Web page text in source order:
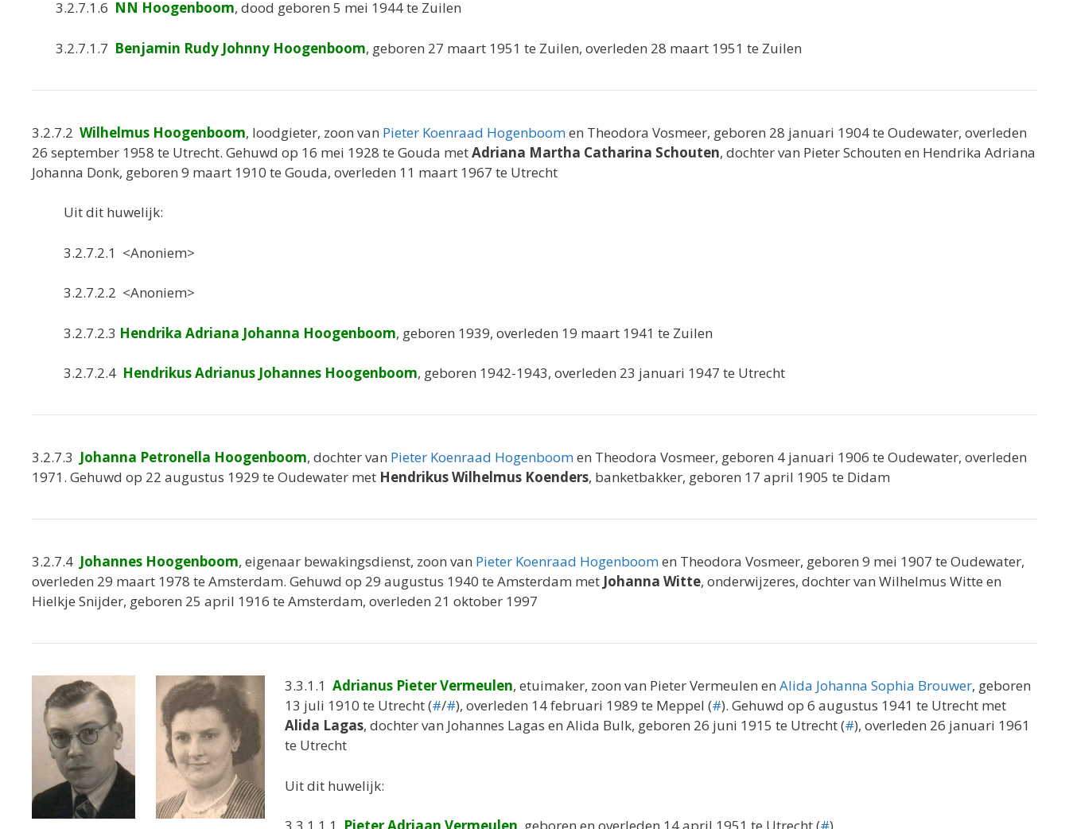
3.2.7.1.6 NN Hoogenboom, dood geboren 5 mei 1944 te Zuilen
3.2.7.1.7 Benjamin Rudy Johnny Hoogenboom, geboren 27 maart 1951 te Zuilen, overleden 28 maart 1951 te Zuilen
3.2.7.2 Wilhelmus Hoogenboom, loodgieter, zoon van Pieter Koenraad Hogenboomen Theodora Vosmeer, geboren 28 januari 1904 te Oudewater, overleden
26 september 1958 te Utrecht. Gehuwd op 16 mei 1928 te Gouda metAdriana Martha Catharina Schouten, dochter van Pieter Schouten en Hendrika Adriana
Johanna Donk, geboren 9 maart 1910 te Gouda, overleden 11 maart 1967 te Utrecht
Uit dit huwelijk:
3.2.7.2.1 <Anoniem>
3.2.7.2.2 <Anoniem>
3.2.7.2.3 Hendrika Adriana Johanna Hoogenboom, geboren 1939, overleden 19 maart 1941 te Zuilen
3.2.7.2.4 Hendrikus Adrianus Johannes Hoogenboom, geboren 1942-1943, overleden 23 januari 1947 te Utrecht
3.2.7.3 Johanna Petronella Hoogenboom, dochter van Pieter Koenraad Hogenboomen Theodora Vosmeer, geboren 4 januari 1906 te Oudewater, overleden
1971. Gehuwd op 22 augustus 1929 te Oudewater met Hendrikus Wilhelmus Koenders, banketbakker, geboren 17 april 1905 te Didam
3.2.7.4 Johannes Hoogenboom, eigenaar bewakingsdienst, zoon van Pieter Koenraad Hogenboomen Theodora Vosmeer, geboren 9 mei 1907 te Oudewater,
overleden 29 maart 1978 te Amsterdam. Gehuwd op 29 augustus 1940 te Amsterdam met Johanna Witte, onderwijzeres, dochter van Wilhelmus Witte en
Hielkje Snijder, geboren 25 april 1916 te Amsterdam, overleden 21 oktober 1997
3.3.1.1 Adrianus Pieter Vermeulen, etuimaker, zoon van Pieter Vermeulen en Alida Johanna Sophia Brouwer, geboren
13 juli 1910 te Utrecht (#/#), overleden 14 februari 1989 te Meppel (#). Gehuwd op 6 augustus 1941 te Utrecht met
Alida Lagas, dochter van Johannes Lagas en Alida Bulk, geboren 26 juni 1915 te Utrecht (#), overleden 26 januari 1961
te Utrecht
Uit dit huwelijk: